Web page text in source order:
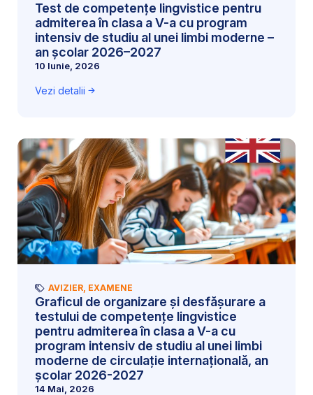
Test de competențe lingvistice pentru
admiterea în clasa a V-a cu program
intensiv de studiu al unei limbi moderne –
an școlar 2026–2027
10 Iunie, 2026
Vezi detalii
AVIZIER, EXAMENE
Graficul de organizare și desfășurare a
testului de competențe lingvistice
pentru admiterea în clasa a V-a cu
program intensiv de studiu al unei limbi
moderne de circulație internațională, an
școlar 2026-2027
14 Mai, 2026